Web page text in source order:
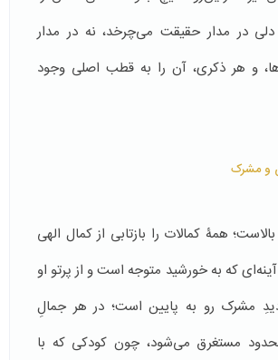
دلی در مدار حقیقت می‌چرخد، نه در مدار
و هر ذکری، آن را به قطب اصلی وجود
و مشرک
همۀ کمالات را بازتابی از کمال الهی
که به خورشید متوجه است و از پرتو او
مشرک رو به پایین است؛ در هر جمالِ
مستغرق می‌شود، چون کودکی که با